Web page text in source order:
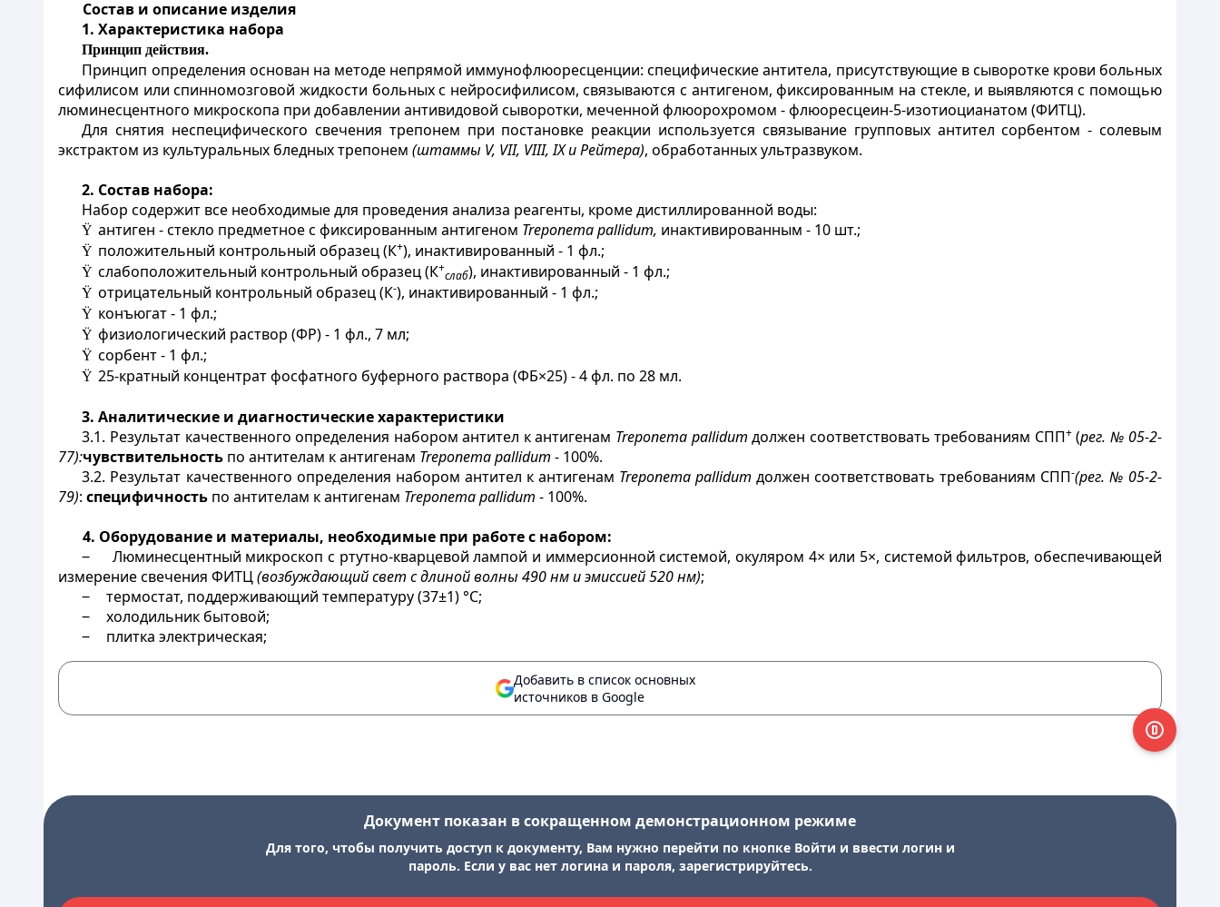
Состав и описание изделия
1.Характеристика набора
Принцип действия.
Принцип определения основан на методе непрямой иммунофлюоресценции: специфические антитела, присутствующие в сыворотке крови больных
сифилисом или спинномозговой жидкости больных с нейросифилисом, связываются с антигеном, фиксированным на стекле, и выявляются с помощью
люминесцентного микроскопа при добавлении антивидовой сыворотки, меченной флюорохромом - флюоресцеин-5-изотиоцианатом (ФИТЦ).
Для снятия неспецифического свечения трепонем при постановке реакции используется связывание групповых антител сорбентом - солевым
экстрактом из культуральных бледных трепонем (штаммы V, VII, VIII, IX и Рейтера), обработанных ультразвуком.
2. Состав набора:
Набор содержит все необходимые для проведения анализа реагенты, кроме дистиллированной воды:
Ÿ антиген - стекло предметное с фиксированным антигеном Treponema pallidum, инактивированным - 10 шт.;
Ÿ положительный контрольный образец (К+), инактивированный - 1 фл.;
Ÿ слабоположительный контрольный образец (К+
слаб), инактивированный - 1 фл.;
Ÿ отрицательный контрольный образец (К-), инактивированный - 1 фл.;
Ÿ конъюгат - 1 фл.;
Ÿ физиологический раствор (ФР) - 1 фл., 7 мл;
Ÿ сорбент - 1 фл.;
Ÿ 25-кратный концентрат фосфатного буферного раствора (ФБ×25) - 4 фл. по 28 мл.
3. Аналитические и диагностические характеристики
3.1. Результат качественного определения набором антител к антигенам Treponema pallidum должен соответствовать требованиям СПП+(рег. № 05-2-
77):чувствительность по антителам к антигенам Treponema pallidum - 100%.
3.2. Результат качественного определения набором антител к антигенам Treponema pallidum должен соответствовать требованиям СПП-(рег. № 05-2-
79): специфичность по антителам к антигенам Treponema pallidum - 100%.
4. Оборудование и материалы, необходимые при работе с набором:
‒
Люминесцентный микроскоп с ртутно-кварцевой лампой и иммерсионной системой, окуляром 4× или 5×, системой фильтров, обеспечивающей
измерение свечения ФИТЦ(возбуждающий свет с длиной волны 490 нм и эмиссией 520 нм);
‒
термостат, поддерживающий температуру (37±1) °С;
‒
холодильник бытовой;
‒
плитка электрическая;
Добавить в список основных
источников в Google
Документ показан в сокращенном демонстрационном режиме
Для того, чтобы получить доступ к документу, Вам нужно перейти по кнопке Войти и ввести логин и
пароль. Если у вас нет логина и пароля, зарегистрируйтесь.